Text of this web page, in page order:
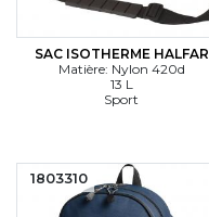
SAC ISOTHERME HALFAR
Matière: Nylon 420d
13 L
Sport
1803310